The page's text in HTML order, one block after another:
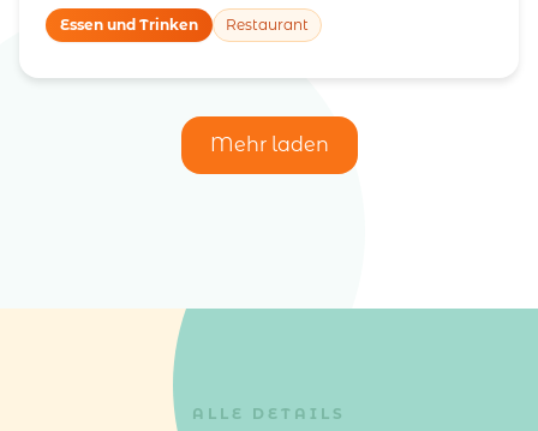
Essen und Trinken Restaurant
Mehr laden
ALLE DETAILS